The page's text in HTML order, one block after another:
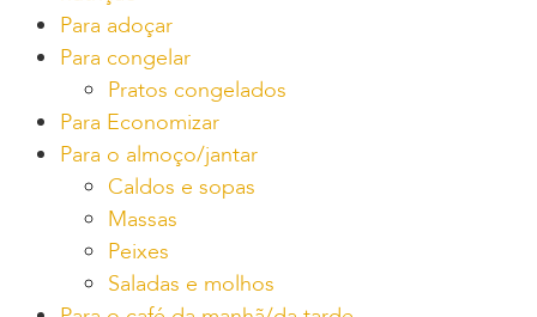
Para adoçar
Para congelar
Pratos congelados
Para Economizar
Para o almoço/jantar
Caldos e sopas
Massas
Peixes
Saladas e molhos